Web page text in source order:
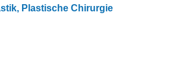
Plastische Chirurgie